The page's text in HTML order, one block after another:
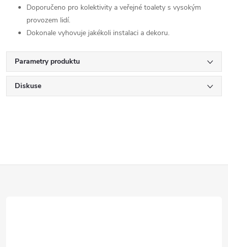
Doporučeno pro kolektivity a veřejné toalety s vysokým
provozem lidí.
Dokonale vyhovuje jakékoli instalaci a dekoru.
Parametry produktu
Diskuse